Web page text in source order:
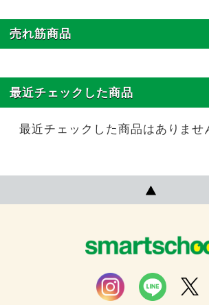
売れ筋商品
最近チェックした商品
最近チェックした商品はありませ